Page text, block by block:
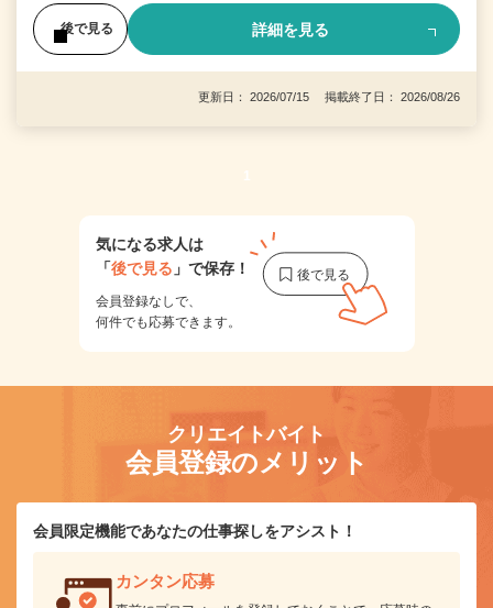
後で見る 詳細を見る
更新日： 2026/07/15 掲載終了日： 2026/08/26
1
気になる求人は
「後で見る 」で保存！
会員登録なしで、
何件でも応募できます。
クリエイトバイト
会員登録のメリット
会員限定機能であなたの仕事探しをアシスト！
カンタン応募